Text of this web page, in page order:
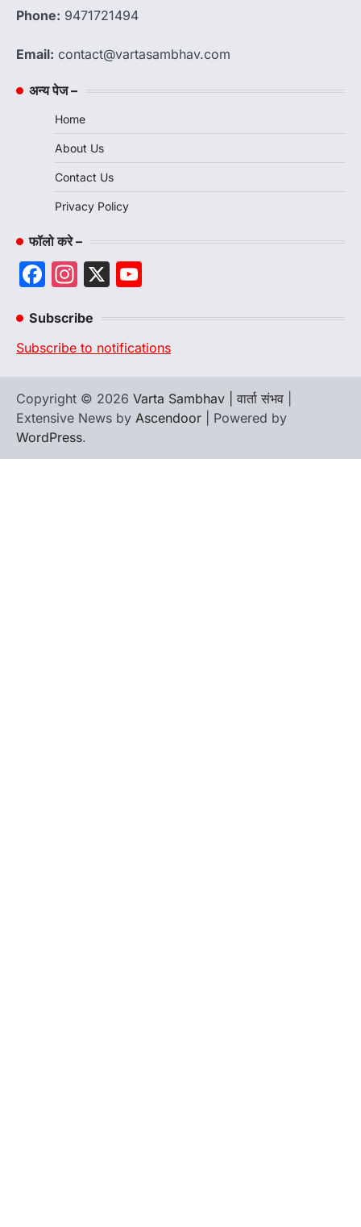
Phone: 9471721494
Email: contact@vartasambhav.com
अन्य पेज –
Home
About Us
Contact Us
Privacy Policy
फॉलो करे –
Facebook
Instagram
X
Subscribe
Subscribe to notifications
Copyright © 2026 Varta Sambhav | वार्ता संभव
Extensive News by Ascendoor | Powered by
WordPress.